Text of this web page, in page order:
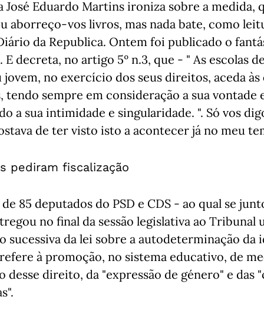
José Eduardo Martins ironiza sobre a medida,
aborreço-vos livros, mas nada bate, como
da Republica. Ontem foi publicado o
E decreta, no artigo 5º n.3, que - " As escolas
no exercício dos seus direitos, aceda às
tendo sempre em consideração a sua vontade
a sua intimidade e singularidade. ". Só vos
de ter visto isto a acontecer já no meu
pediram fiscalização
85 deputados do PSD e CDS - ao qual se
no final da sessão legislativa ao Tribunal
sucessiva da lei sobre a autodeterminação da
à promoção, no sistema educativo, de
desse direito, da "expressão de género" e das